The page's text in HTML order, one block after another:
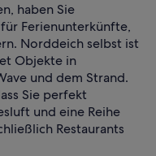
haben Sie
Ferienunterkünfte,
Norddeich selbst ist
Objekte in
und dem Strand.
Sie perfekt
und eine Reihe
Restaurants